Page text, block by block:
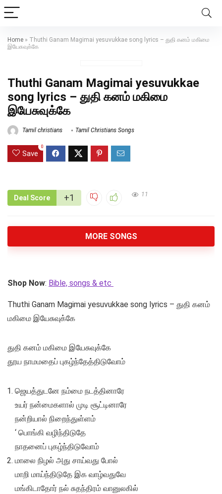
Home » Thuthi Ganam Magimai yesuvukkae song lyrics – துதி கனம் மகிமை
இயேசுவுக்கே
Thuthi Ganam Magimai yesuvukkae
song lyrics – துதி கனம் மகிமை
இயேசுவுக்கே
Tamil christians Tamil Christians Songs
Save
0
Deal Score +1 11
MORE SONGS
Shop Now: Bible, songs & etc
Thuthi Ganam Magimai yesuvukkae song lyrics – துதி கனம்
மகிமை இயேசுவுக்கே
துதி கனம் மகிமை இயேசுவுக்கே
தூய நாமமதைப் புகழ்ந்தேத்திடுவோம்
ஜெயத்துடனே நம்மை நடத்தினாரே
உயர் நன்மைகளால் முடி சூட்டினாரே
நன்றியால் நிறைந்துள்ளம்
‘ பொங்கி வழிந்திடுதே
நாதனைப் புகழ்ந்திடுவோம்
மாலை நிழல் அது சாய்வது போல்
மாறி மாய்ந்திடுதே இக வாழ்வதுவே
மங்கிடாதோர் நல் சுதந்திரம் வானுலகில்